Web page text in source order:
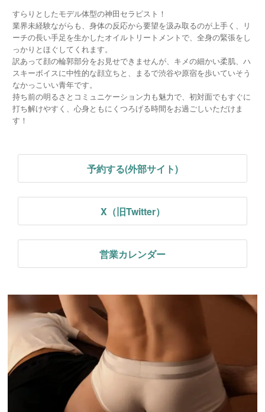
すらりとしたモデル体型の神田セラピスト！
業界未経験ながらも、身体の反応から要望を汲み取るのが上手く、リ
ーチの長い手足を生かしたオイルトリートメントで、全身の緊張をし
っかりとほぐしてくれます。
訳あって顔の輪郭部分をお見せできませんが、キメの細かい柔肌、ハ
スキーボイスに中性的な顔立ちと、まるで渋谷や原宿を歩いていそう
なかっこいい青年です。
持ち前の明るさとコミュニケーション力も魅力で、初対面でもすぐに
打ち解けやすく、心身ともにくつろげる時間をお過ごしいただけま
す！
予約する(外部サイト)
X（旧Twitter）
営業カレンダー